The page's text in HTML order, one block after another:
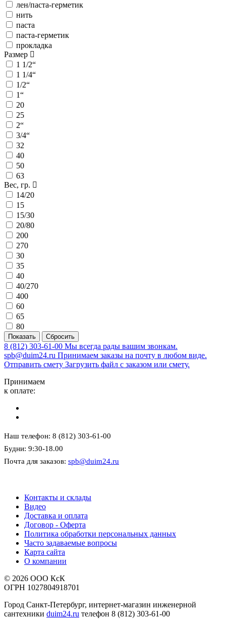
лен/паста-герметик
нить
паста
паста-герметик
прокладка
Размер
1 1/2“
1 1/4“
1/2“
1“
20
25
2“
3/4“
32
40
50
63
Вес, гр.
14/20
15
15/30
20/80
200
270
30
35
40
40/270
400
60
65
80
8 (812) 303-61-00 Мы всегда рады вашим звонкам.
spb@duim24.ru Принимаем заказы на почту в любом виде.
Отправить смету Загрузить файл с заказом или смету.
Принимаем
к оплате:
Наш телефон: 8 (812) 303-61-00
Будни: 9:30-18.00
Почта для заказов: spb@duim24.ru
Контакты и склады
Видео
Доставка и оплата
Договор - Оферта
Политика обработки персональных данных
Часто задаваемые вопросы
Карта сайта
О компании
© 2026 ООО КсК
ОГРН 1027804918701
Город Санкт-Петербург, интернет-магазин инженерной
сантехники duim24.ru телефон 8 (812) 303-61-00